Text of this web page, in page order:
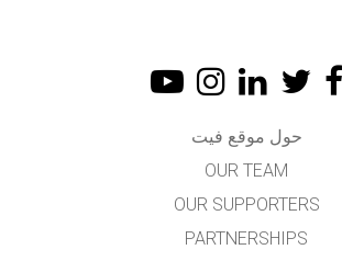
حول موقع فيت
OUR TEAM
OUR SUPPORTERS
PARTNERSHIPS